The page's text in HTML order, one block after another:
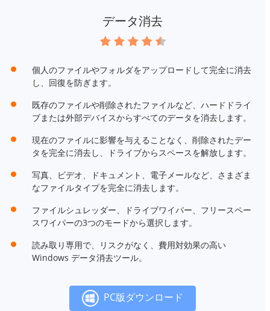
データ消去
個人のファイルやフォルダをアップロードして完全に消去
し、回復を防ぎます。
既存のファイルや削除されたファイルなど、ハードドライ
ブまたは外部デバイスからすべてのデータを消去します。
現在のファイルに影響を与えることなく、削除されたデー
タを完全に消去し、ドライブからスペースを解放します。
写真、ビデオ、ドキュメント、電子メールなど、さまざま
なファイルタイプを完全に消去します。
ファイルシュレッダー、ドライブワイパー、フリースペー
スワイパーの3つのモードから選択します。
読み取り専用で、リスクがなく、費用対効果の高い
Windows データ消去ツール。
PC版ダウンロード